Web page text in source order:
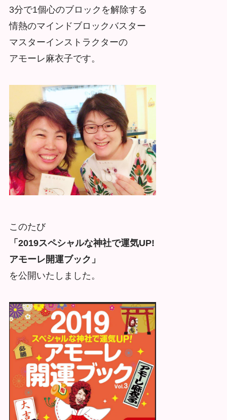
3分で1個心のブロックを解除する
情熱のマインドブロックバスター
マスターインストラクターの
アモーレ麻衣子です。
このたび
「2019スペシャルな神社で運気UP!
アモーレ開運ブック」
を公開いたしました。